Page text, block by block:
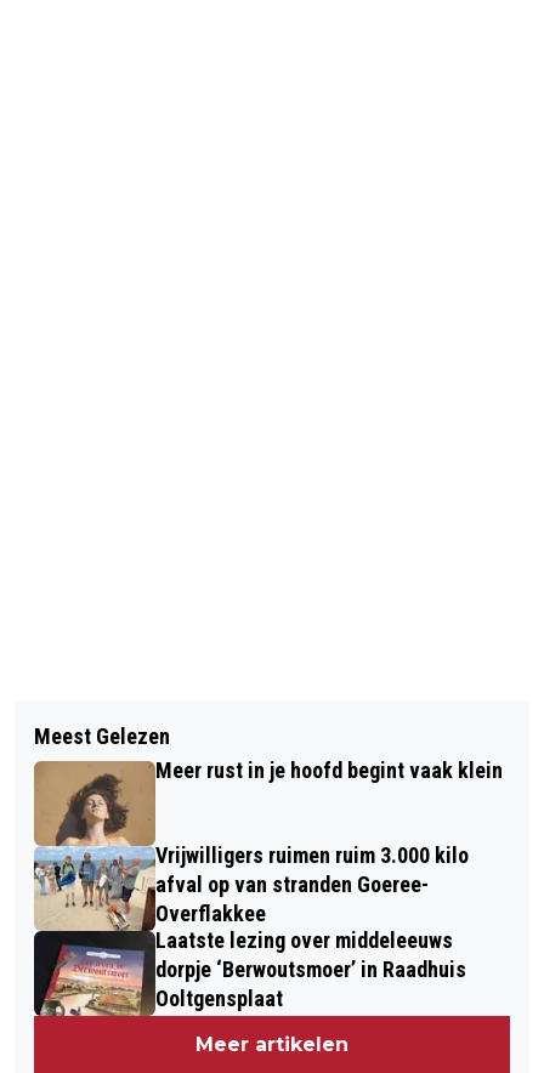
DIT IS DE BESTSELLER TOP 60 VAN
WEEK 46 IN 2024
KICK OUT ZWARTE PIET BIJ INTOCHT
IN MIDDELHARNIS
Meest Gelezen
Meer rust in je hoofd begint vaak klein
Vrijwilligers ruimen ruim 3.000 kilo
afval op van stranden Goeree-
Overflakkee
Laatste lezing over middeleeuws
dorpje ‘Berwoutsmoer’ in Raadhuis
Ooltgensplaat
Meer artikelen